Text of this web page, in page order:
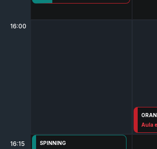
16:00
16:15
SPINNING
45' /
Aula